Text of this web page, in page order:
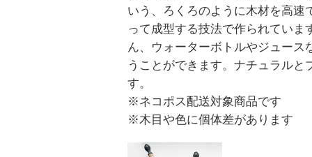
いう、ろくろのように木材を高速
って成型する技法で作られていま
ん、ウォーターボトルやジュース
うことができます。ナチュラルと
す。
※ネコポス配送対象商品です
※木目や色に個体差があります